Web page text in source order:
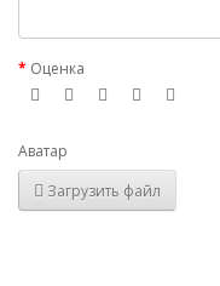
Оценка
Аватар
Загрузить файл